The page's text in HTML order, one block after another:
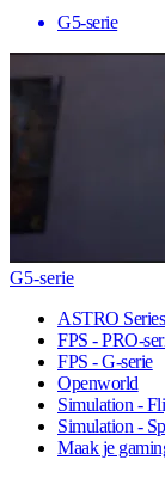
G5-serie
G5-serie
ASTRO Series
FPS - PRO-
FPS - G-serie
Openworld
Simulation -
Simulation -
Maak je